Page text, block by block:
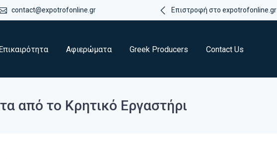
contact@expotrofonline.gr Επιστροφή στο expotrofonline.gr
Επικαιρότητα Αφιερώματα Greek Producers Contact Us
από το Κρητικό Εργαστήρι